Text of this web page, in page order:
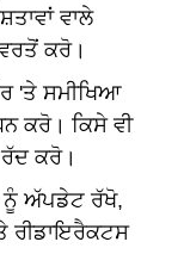
ਵਾਲੇ
ਕਰੋ।
'ਤੇ ਸਮੀਖਿਆ
ਕਰੋ। ਕਿਸੇ ਵੀ
ਕਰੋ।
ਅੱਪਡੇਟ ਰੱਖੋ,
ਰੀਡਾਇਰੈਕਟਸ